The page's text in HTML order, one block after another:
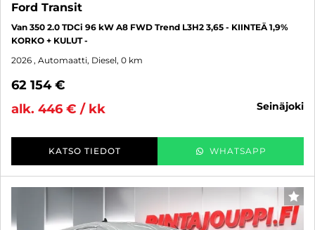
Ford Transit
Van 350 2.0 TDCi 96 kW A8 FWD Trend L3H2 3,65 - KIINTEÄ 1,9%
KORKO + KULUT -
2026 , Automaatti, Diesel, 0 km
62 154 €
alk. 446 € / kk
seinäjoki
KATSO TIEDOT WHATSAPP